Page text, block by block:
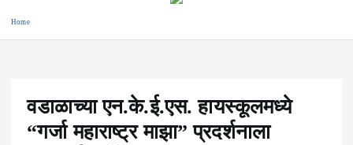
Home
वडाळाच्या एन.के.ई.एस. हायस्कूलमध्ये
“गर्जा महाराष्ट्र माझा” प्रदर्शनाला